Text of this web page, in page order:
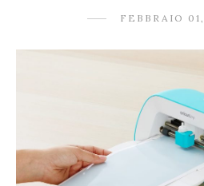
FEBBRAIO